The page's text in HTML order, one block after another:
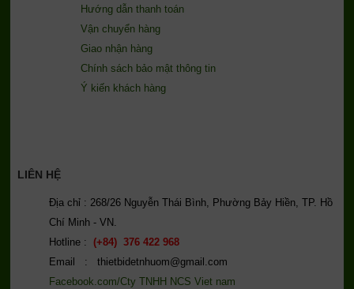
Hướng dẫn thanh toán
Vận chuyển hàng
Giao nhận hàng
Chính sách bảo mật thông tin
Ý kiến khách hàng
LIÊN HỆ
Địa chỉ : 268/26 Nguyễn Thái Bình, Phường Bảy Hiền, TP. Hồ
Chí Minh - VN.
Hotline : (+84) 376 422 968
Email : thietbidetnhuom@gmail.com
Facebook.com/Cty TNHH NCS Viet nam